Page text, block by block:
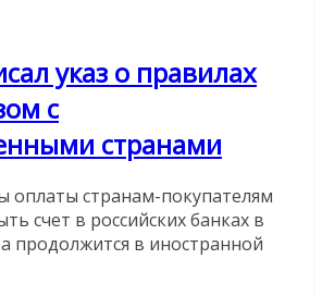
указ о правилах
с
странами
оплаты странам-покупателям
счет в российских банках в
продолжится в иностранной